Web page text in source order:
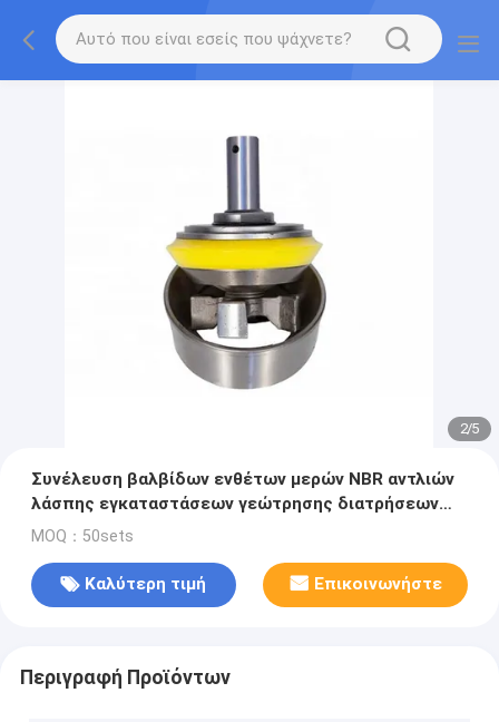
2/5
Συνέλευση βαλβίδων ενθέτων μερών NBR αντλιών
λάσπης εγκαταστάσεων γεώτρησης διατρήσεων
API
MOQ：50sets
Καλύτερη τιμή Επικοινωνήστε
Περιγραφή Προϊόντων